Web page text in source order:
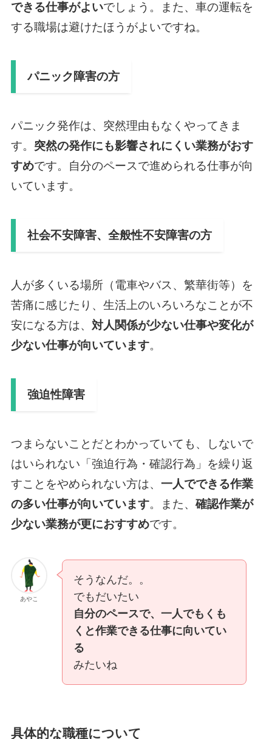
できる仕事がよいでしょう。また、車の運転を
する職場は避けたほうがよいですね。
パニック障害の方
パニック発作は、突然理由もなくやってきま
す。 突然の発作にも影響されにくい業務がおす
すめです。自分のペースで進められる仕事が向
いています。
社会不安障害、全般性不安障害の方
人が多くいる場所（電車やバス、繁華街等）を
苦痛に感じたり、生活上のいろいろなことが不
安になる方は、 対人関係が少ない仕事や変化が
少ない仕事が向いています。
強迫性障害
つまらないことだとわかっていても、しないで
はいられない「強迫行為・確認行為」を繰り返
すことをやめられない方は、 一人でできる作業
の多い仕事が向いています。また、 確認作業が
少ない業務が更におすすめです。
あやこ
そうなんだ。。
でもだいたい
自分のペースで、一人でもくも
くと作業できる仕事に向いてい
る
みたいね
具体的な職種について